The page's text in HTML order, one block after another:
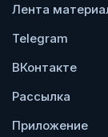
Лента
Telegram
ВКонтакте
Рассылка
Приложение